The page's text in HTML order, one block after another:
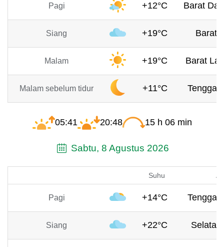
Pagi +12°C Barat
Siang +19°C Barat,
Malam +19°C Barat
Malam sebelum tidur +11°C
05:41 20:48 15 h 06 min
Sabtu, 8 Agustus 2026
Suhu
Pagi +14°C
Siang +22°C